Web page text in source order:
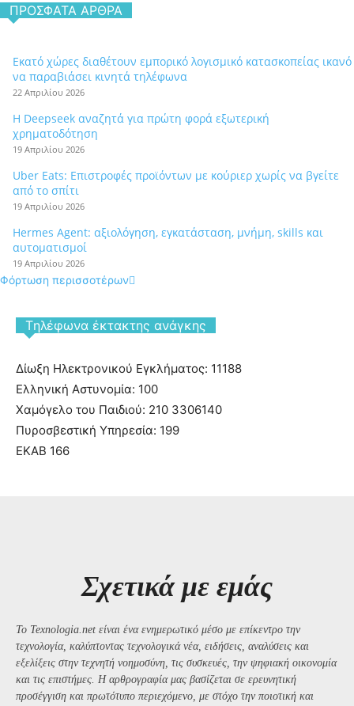
ΠΡΌΣΦΑΤΑ ΆΡΘΡΑ
Εκατό χώρες διαθέτουν εμπορικό λογισμικό κατασκοπείας ικανό
να παραβιάσει κινητά τηλέφωνα
22 Απριλίου 2026
Η Deepseek αναζητά για πρώτη φορά εξωτερική
χρηματοδότηση
19 Απριλίου 2026
Uber Eats: Επιστροφές προϊόντων με κούριερ χωρίς να βγείτε
από το σπίτι
19 Απριλίου 2026
Hermes Agent: αξιολόγηση, εγκατάσταση, μνήμη, skills και
αυτοματισμοί
19 Απριλίου 2026
Φόρτωση περισσοτέρων
Tηλέφωνα έκτακτης ανάγκης
Δίωξη Ηλεκτρονικού Εγκλήματος: 11188
Ελληνική Αστυνομία: 100
Χαμόγελο του Παιδιού: 210 3306140
Πυροσβεστική Υπηρεσία: 199
ΕΚΑΒ 166
Σχετικά με εμάς
Το Texnologia.net είναι ένα ενημερωτικό μέσο με επίκεντρο την
τεχνολογία, καλύπτοντας τεχνολογικά νέα, ειδήσεις, αναλύσεις και
εξελίξεις στην τεχνητή νοημοσύνη, τις συσκευές, την ψηφιακή οικονομία
και τις επιστήμες. Η αρθρογραφία μας βασίζεται σε ερευνητική
προσέγγιση και πρωτότυπο περιεχόμενο, με στόχο την ποιοτική και